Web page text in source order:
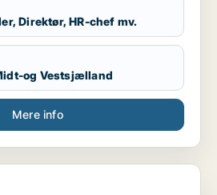
digitalisering,
og udvikling af high-
styrke er at se helheden,
processer og teknologi
til enkle løsninger, der
Jeg søger en strategisk
være med til at udvikle
gennem stærk eksekvering,
med mennesket i centrum.
Direktør, HR-chef mv.
og Vestsjælland
Mere info
forretningsudvikler /